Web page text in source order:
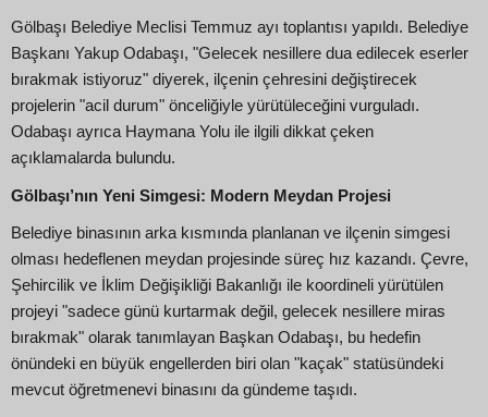
Gölbaşı Belediye Meclisi Temmuz ayı toplantısı yapıldı. Belediye
Başkanı Yakup Odabaşı, "Gelecek nesillere dua edilecek eserler
bırakmak istiyoruz" diyerek, ilçenin çehresini değiştirecek
projelerin "acil durum" önceliğiyle yürütüleceğini vurguladı.
Odabaşı ayrıca Haymana Yolu ile ilgili dikkat çeken
açıklamalarda bulundu.
Gölbaşı’nın Yeni Simgesi: Modern Meydan Projesi
Belediye binasının arka kısmında planlanan ve ilçenin simgesi
olması hedeflenen meydan projesinde süreç hız kazandı. Çevre,
Şehircilik ve İklim Değişikliği Bakanlığı ile koordineli yürütülen
projeyi "sadece günü kurtarmak değil, gelecek nesillere miras
bırakmak" olarak tanımlayan Başkan Odabaşı, bu hedefin
önündeki en büyük engellerden biri olan "kaçak" statüsündeki
mevcut öğretmenevi binasını da gündeme taşıdı.